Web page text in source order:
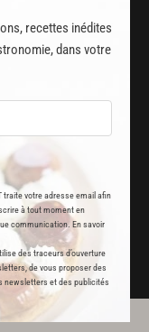
recettes inédites
dans votre
traite votre adresse email afin
à tout moment en
communication. En savoir
des traceurs d’ouverture
de vous proposer des
newsletters et des publicités